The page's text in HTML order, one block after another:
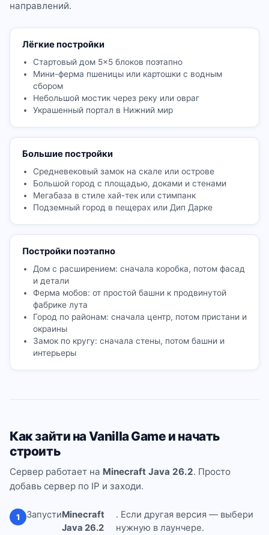
направлений.
Лёгкие постройки
Стартовый дом 5×5 блоков поэтапно
Мини-ферма пшеницы или картошки с водным
сбором
Небольшой мостик через реку или овраг
Украшенный портал в Нижний мир
Большие постройки
Средневековый замок на скале или острове
Большой город с площадью, доками и стенами
Мегабаза в стиле хай-тек или стимпанк
Подземный город в пещерах или Дип Дарке
Постройки поэтапно
Дом с расширением: сначала коробка, потом фасад
и детали
Ферма мобов: от простой башни к продвинутой
фабрике лута
Город по районам: сначала центр, потом пристани и
окраины
Замок по кругу: сначала стены, потом башни и
интерьеры
Как зайти на Vanilla Game и начать
строить
Сервер работает на Minecraft Java 26.2. Просто
добавь сервер по IP и заходи.
1 ЗапустиMinecraft
Java 26.2
. Если другая версия — выбери
нужную в лаунчере.